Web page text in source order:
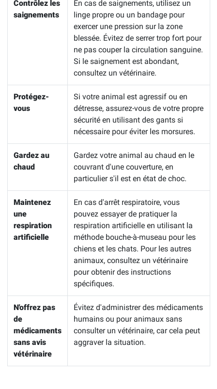
Contrôlez les
saignements
En cas de saignements, utilisez un
linge propre ou un bandage pour
exercer une pression sur la zone
blessée. Évitez de serrer trop fort pour
ne pas couper la circulation sanguine.
Si le saignement est abondant,
consultez un vétérinaire.
Protégez-
vous
Si votre animal est agressif ou en
détresse, assurez-vous de votre propre
sécurité en utilisant des gants si
nécessaire pour éviter les morsures.
Gardez au
chaud
Gardez votre animal au chaud en le
couvrant d'une couverture, en
particulier s'il est en état de choc.
Maintenez
une
respiration
artificielle
En cas d'arrêt respiratoire, vous
pouvez essayer de pratiquer la
respiration artificielle en utilisant la
méthode bouche-à-museau pour les
chiens et les chats. Pour les autres
animaux, consultez un vétérinaire
pour obtenir des instructions
spécifiques.
N'offrez pas
de
médicaments
sans avis
vétérinaire
Évitez d'administrer des médicaments
humains ou pour animaux sans
consulter un vétérinaire, car cela peut
aggraver la situation.